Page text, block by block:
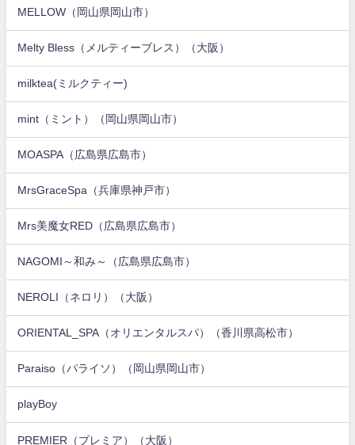
MELLOW（岡山県岡山市）
Melty Bless（メルティーブレス）（大阪）
milktea(ミルクティー)
mint（ミント）（岡山県岡山市）
MOASPA（広島県広島市）
MrsGraceSpa（兵庫県神戸市）
Mrs美魔女RED（広島県広島市）
NAGOMI～和み～（広島県広島市）
NEROLI（ネロリ）（大阪）
ORIENTAL_SPA（オリエンタルスパ）（香川県高松市）
Paraiso（パライソ）（岡山県岡山市）
playBoy
PREMIER（プレミア）（大阪）